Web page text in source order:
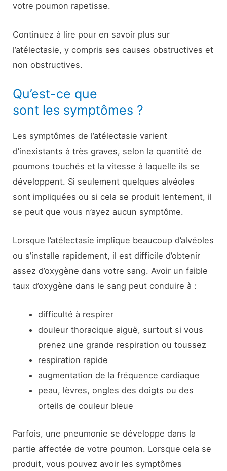
votre poumon rapetisse.
Continuez à lire pour en savoir plus sur
l’atélectasie, y compris ses causes obstructives et
non obstructives.
Qu’est-ce que
sont les symptômes ?
Les symptômes de l’atélectasie varient
d’inexistants à très graves, selon la quantité de
poumons touchés et la vitesse à laquelle ils se
développent. Si seulement quelques alvéoles
sont impliquées ou si cela se produit lentement, il
se peut que vous n’ayez aucun symptôme.
Lorsque l’atélectasie implique beaucoup d’alvéoles
ou s’installe rapidement, il est difficile d’obtenir
assez d’oxygène dans votre sang. Avoir un faible
taux d’oxygène dans le sang peut conduire à :
difficulté à respirer
douleur thoracique aiguë, surtout si vous
prenez une grande respiration ou toussez
respiration rapide
augmentation de la fréquence cardiaque
peau, lèvres, ongles des doigts ou des
orteils de couleur bleue
Parfois, une pneumonie se développe dans la
partie affectée de votre poumon. Lorsque cela se
produit, vous pouvez avoir les symptômes